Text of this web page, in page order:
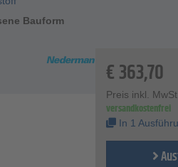
Bauform
€363,70
Preis inkl.
versandkostenfrei
In 1